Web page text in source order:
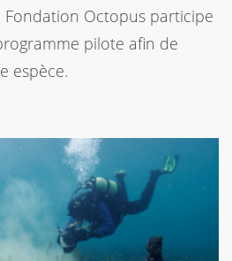
Fondation Octopus participe
pilote afin de
espèce.